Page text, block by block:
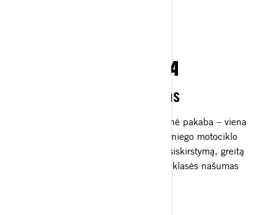
PPS³ GALINĖ PAKABA
Neprilygstamas važiavimas
Važiuok ilgiau ir intensyviau. PPS³ galinė pakaba – viena
pagrindinių „Lynx Xterrain“ crossover sniego motociklo
savybių. Ji užtikrina valdomą svorio pasiskirstymą, greitą
reakciją ir gerą komfortą. Aukščiausios klasės našumas